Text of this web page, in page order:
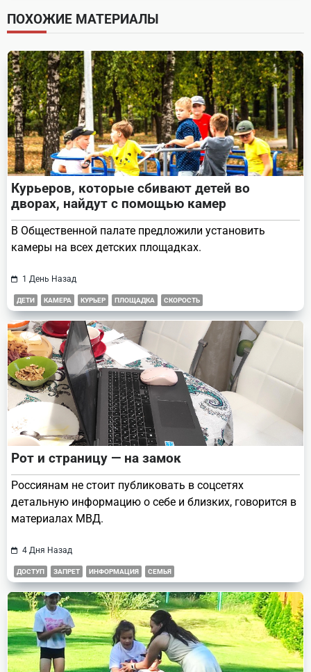
screen-
reader-
text">Page</span>
ПОХОЖИЕ МАТЕРИАЛЫ
Курьеров, которые сбивают детей во
дворах, найдут с помощью камер
В Общественной палате предложили установить
камеры на всех детских площадках.
1 День Назад
ДЕТИ КАМЕРА КУРЬЕР ПЛОЩАДКА СКОРОСТЬ
Рот и страницу — на замок
Россиянам не стоит публиковать в соцсетях
детальную информацию о себе и близких, говорится в
материалах МВД.
4 Дня Назад
ДОСТУП ЗАПРЕТ ИНФОРМАЦИЯ СЕМЬЯ